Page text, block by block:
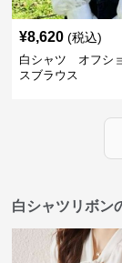
¥8,620 (税込)
白シャツ オフシ
スブラウス
白シャツリボン